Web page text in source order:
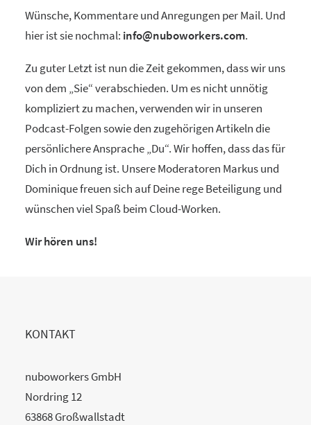
Wünsche, Kommentare und Anregungen per Mail. Und
hier ist sie nochmal: info@nuboworkers.com.
Zu guter Letzt ist nun die Zeit gekommen, dass wir uns
von dem „Sie“ verabschieden. Um es nicht unnötig
kompliziert zu machen, verwenden wir in unseren
Podcast-Folgen sowie den zugehörigen Artikeln die
persönlichere Ansprache „Du“. Wir hoffen, dass das für
Dich in Ordnung ist. Unsere Moderatoren Markus und
Dominique freuen sich auf Deine rege Beteiligung und
wünschen viel Spaß beim Cloud-Worken.
Wir hören uns!
KONTAKT
nuboworkers GmbH
Nordring 12
63868 Großwallstadt